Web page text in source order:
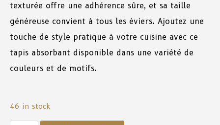
texturée offre une adhérence sûre, et sa taille
généreuse convient à tous les éviers. Ajoutez une
touche de style pratique à votre cuisine avec ce
tapis absorbant disponible dans une variété de
couleurs et de motifs.
46 in stock